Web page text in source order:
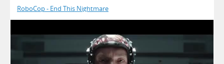
RoboCop - End This Nightmare